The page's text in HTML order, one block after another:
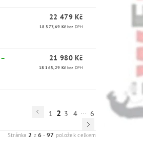
22 479 Kč
18 577,69 Kč bez DPH
–
21 980 Kč
18 165,29 Kč bez DPH
1 2 3 4 ... 6
Stránka 2 z6 - 97 položek celkem